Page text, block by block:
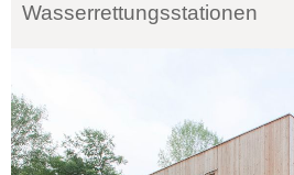
Wasserrettungsstationen